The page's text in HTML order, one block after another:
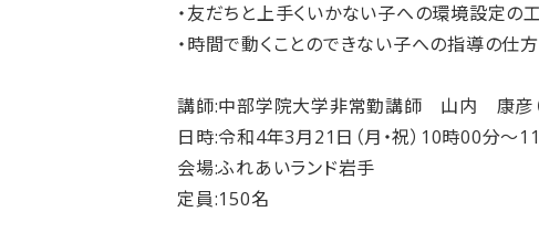
・友だちと上手くいかない子への環境設定の
・時間で動くことのできない子への指導の仕方
講師:中部学院大学非常勤講師 山内 康彦（
日時:令和4年3月21日（月・祝）10時00分～
会場:ふれあいランド岩手
定員:150名